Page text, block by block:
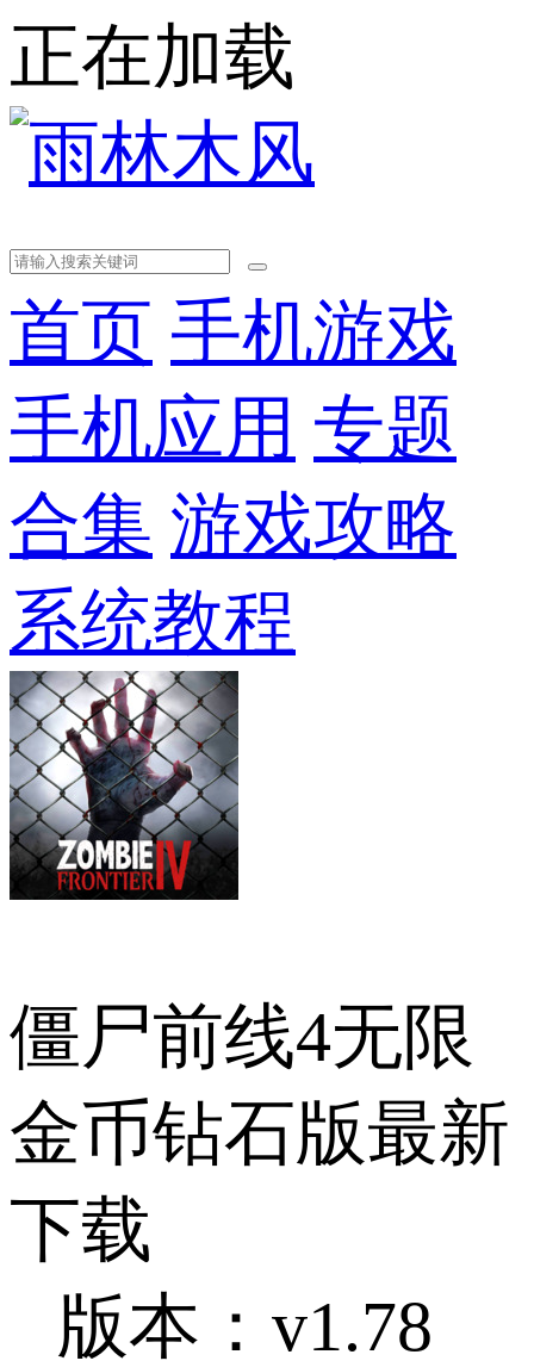
正在加载
首页 手机游戏
手机应用 专题
合集 游戏攻略
系统教程
僵尸前线4无限
金币钻石版最新
下载
版本：v1.78